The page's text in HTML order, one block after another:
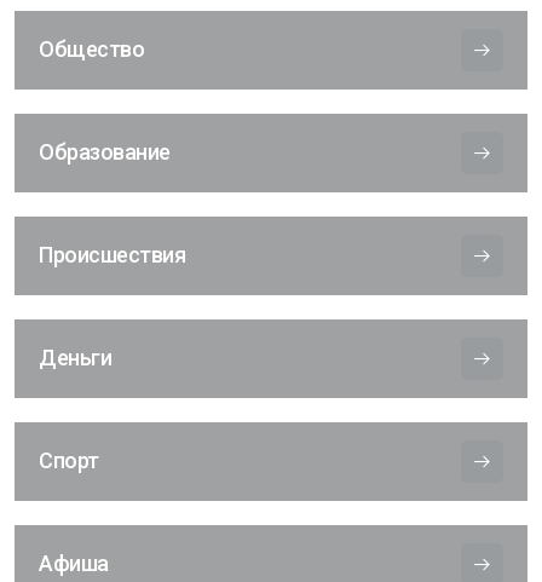
Общество
Образование
Происшествия
Деньги
Спорт
Афиша